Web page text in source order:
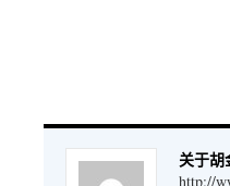
关于胡
http://